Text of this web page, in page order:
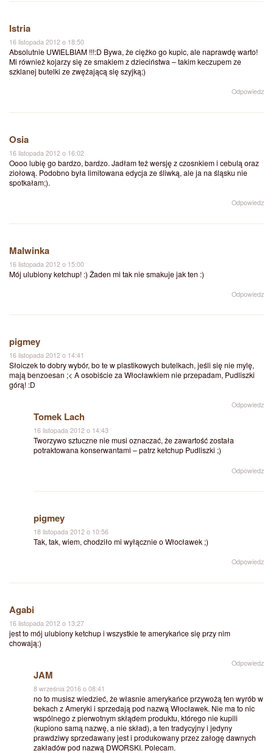
Istria
16 listopada 2012 o 18:50
Absolutnie UWIELBIAM !!!:D Bywa, że ciężko go kupic, ale naprawdę warto!
Mi również kojarzy się ze smakiem z dzieciństwa – takim keczupem ze
szklanej butelki ze zwężającą się szyjką;)
Odpowiedz
Osia
16 listopada 2012 o 16:02
Oooo lubię go bardzo, bardzo. Jadłam też wersję z czosnkiem i cebulą oraz
ziołową. Podobno była limitowana edycja ze śliwką, ale ja na śląsku nie
spotkałam;).
Odpowiedz
Malwinka
16 listopada 2012 o 15:00
Mój ulubiony ketchup! :) Żaden mi tak nie smakuje jak ten :)
Odpowiedz
pigmey
16 listopada 2012 o 14:41
Słoiczek to dobry wybór, bo te w plastikowych butelkach, jeśli się nie mylę,
mają benzoesan ;< A osobiście za Włocławkiem nie przepadam, Pudliszki
górą! :D
Odpowiedz
Tomek Lach
16 listopada 2012 o 14:43
Tworzywo sztuczne nie musi oznaczać, że zawartość została
potraktowana konserwantami – patrz ketchup Pudliszki ;)
Odpowiedz
pigmey
18 listopada 2012 o 10:56
Tak, tak, wiem, chodziło mi wyłącznie o Włocławek ;)
Odpowiedz
Agabi
16 listopada 2012 o 13:27
jest to mój ulubiony ketchup i wszystkie te amerykańce się przy nim
chowają:)
Odpowiedz
JAM
8 września 2016 o 08:41
no to musisz wiedzieć, że własnie amerykańce przywożą ten wyrób w
bekach z Ameryki i sprzedają pod nazwą Włocławek. Nie ma to nic
wspólnego z pierwotnym skłądem produktu, którego nie kupili
(kupiono samą nazwę, a nie skład), a ten tradycyjny i jedyny
prawdziwy sprzedawany jest i produkowany przez załogę dawnych
zakładów pod nazwą DWORSKI. Polecam.